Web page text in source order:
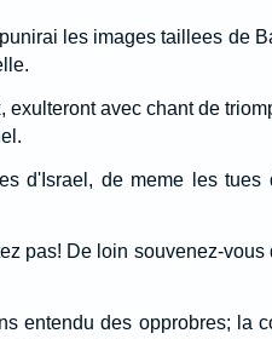
les images taillees de
exulteront avec chant de
d'Israel, de meme les tues
pas! De loin souvenez-
entendu des opprobres; la